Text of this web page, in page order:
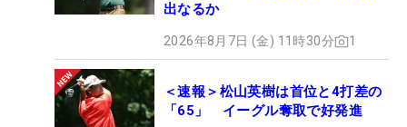
出なるか
2026年8月7日 (金) 11時30分 1
＜速報＞松山英樹は首位と4打差の
「65」 イーグル奪取で好発進